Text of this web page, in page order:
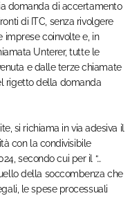
domanda di accertamento
di ITC, senza rivolgere
coinvolte e, in
Unterer, tutte le
e dalle terze chiamate
rigetto della domanda
si richiama in via adesiva il
con la condivisibile
secondo cui per il “…
della soccombenza che
le spese processuali